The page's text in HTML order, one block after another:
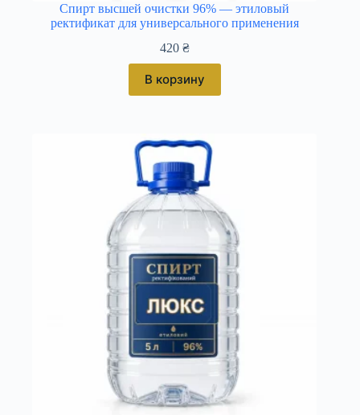
Спирт высшей очистки 96% — этиловый
ректификат для универсального применения
420 ₴
В корзину